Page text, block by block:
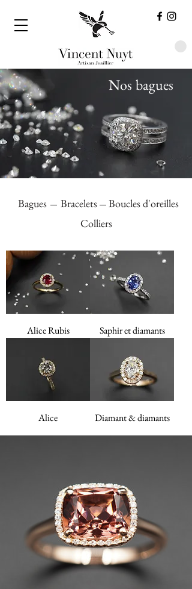
Nos bagues
Bagues Bracelets
Boucles d'oreilles
Colliers
Alice Rubis Saphir et diamants
Alice Diamant & diamants